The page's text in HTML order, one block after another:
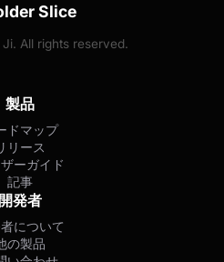
Slice
All rights reserved.
製品
ドマップ
リース
ーガイド
記事
開発者
について
の製品